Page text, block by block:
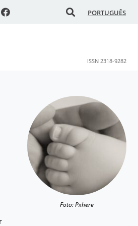
PORTUGUÊS
ISSN 2318-9282
Foto: Pxhere